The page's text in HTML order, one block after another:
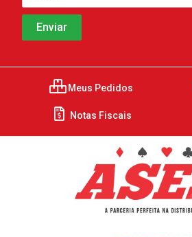
Meus Pedidos
Notas Fiscais